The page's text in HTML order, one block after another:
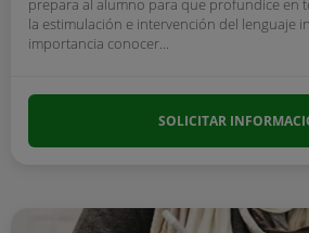
prepara al alumno para que profundice en
la estimulación e intervención del lenguaje
importancia conocer...
SOLICITAR